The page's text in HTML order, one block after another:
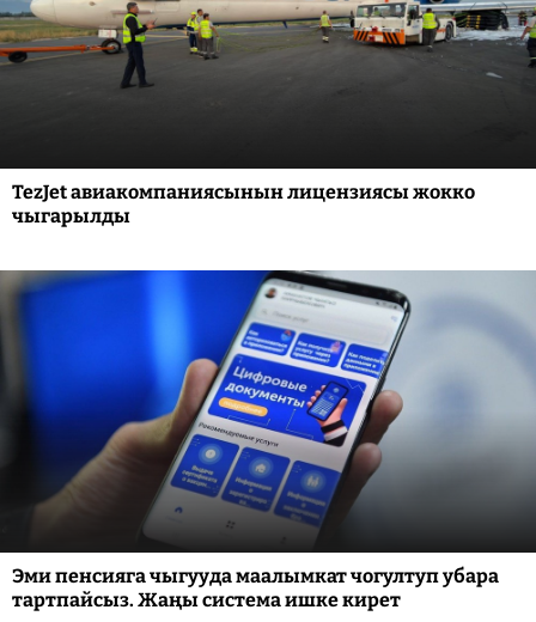
TezJet авиакомпаниясынын лицензиясы жокко
чыгарылды
Эми пенсияга чыгууда маалымкат чогултуп убара
тартпайсыз. Жаңы система ишке кирет